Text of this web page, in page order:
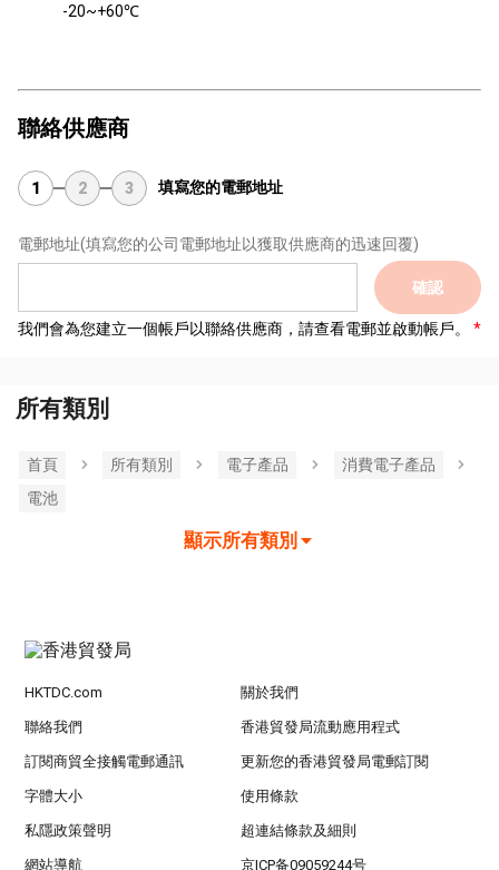
-20~+60℃
聯絡供應商
1 2 3 填寫您的電郵地址
電郵地址(填寫您的公司電郵地址以獲取供應商的迅速回覆)
確認
我們會為您建立一個帳戶以聯絡供應商，請查看電郵並啟動帳戶。
所有類別
首頁 所有類別 電子產品
消費電子產品
電池
顯示所有類別
HKTDC.com 關於我們
聯絡我們 香港貿發局流動應用程式
訂閱商貿全接觸電郵通訊 更新您的香港貿發局電郵訂閱
字體大小 使用條款
私隱政策聲明 超連結條款及細則
網站導航 京ICP备09059244号